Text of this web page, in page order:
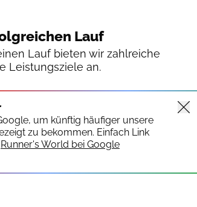
Lauf
Lauf bieten wir zahlreiche
Leistungsziele an.
um künftig häufiger unsere
zu bekommen. Einfach Link
Runner's World bei Google